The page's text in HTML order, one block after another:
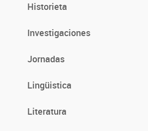
Historieta
Investigaciones
Jornadas
Lingüistica
Literatura